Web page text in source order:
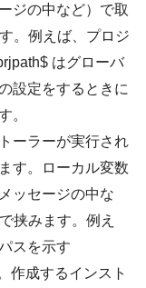
ジの中など）で取
。例えば、プロジ
はグローバ
設定をするときに
。
ーラーが実行され
す。ローカル変数
ッセージの中な
挟みます。例え
スを示す
作成するインスト